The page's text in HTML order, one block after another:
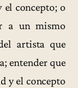
concepto; o
a un mismo
artista que
entender que
y el concepto